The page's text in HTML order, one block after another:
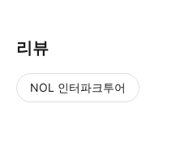
리뷰
NOL 인터파크투어